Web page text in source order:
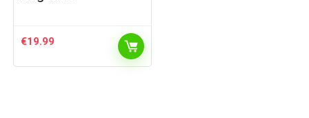
€19.99